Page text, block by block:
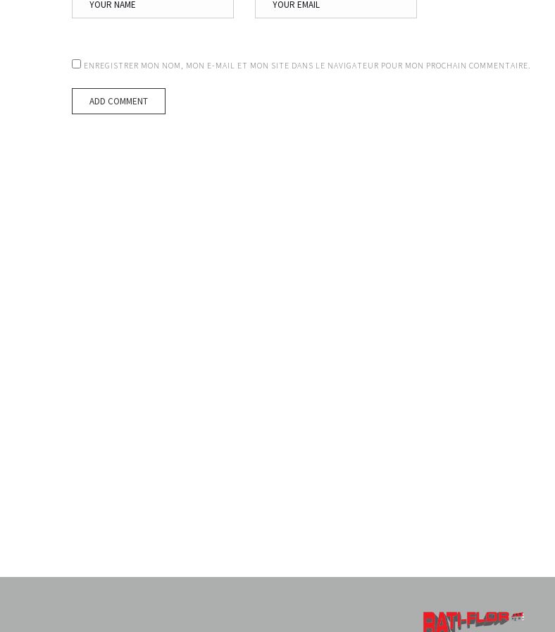
ENREGISTRER MON NOM, MON E-MAIL ET MON SITE DANS LE NAVIGATEUR POUR MON PROCHAIN COMMENTAIRE.